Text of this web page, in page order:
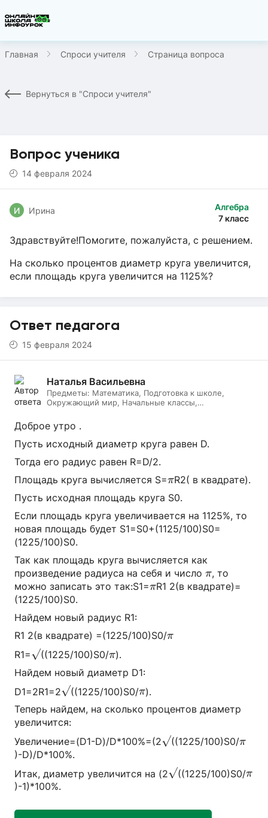
Главная Спроси учителя Страница вопроса
Вернуться в "Спроси учителя"
Вопрос ученика
14 февраля 2024
Алгебра
7 класс
И Ирина
Здравствуйте!Помогите, пожалуйста, с решением.
На сколько процентов диаметр круга увеличится,
если площадь круга увеличится на 1125%?
Ответ педагога
15 февраля 2024
Наталья Васильевна
Предметы: Математика, Подготовка к школе,
Окружающий мир, Начальные классы,
Доброе утро .
Пусть исходный диаметр круга равен D.
Тогда его радиус равен R=D/2.
Площадь круга вычисляется S=π
πR2( в квадрате).
Пусть исходная площадь круга S0.
Если площадь круга увеличивается на 1125%, то
новая площадь будет S1=S0+(1125/100)S0=
(1225/100)S0.
Так как площадь круга вычисляется как
произведение радиуса на себя и число π
π, то
можно записать это так:S1=π
πR1 2(в квадрате)=
(1225/100)S0.
Найдем новый радиус R1:
R1 2(в квадрате) =(1225/100)S0/π
π
R1=√((1225/100)S0/π
π).
Найдем новый диаметр D1:
D1=2R1=2√((1225/100)S0/π
π).
Теперь найдем, на сколько процентов диаметр
увеличится:
Увеличение=(D1-D)/D*100%=(2√((1225/100)S0/π
π
)-D)/D*100%.
Итак, диаметр увеличится на (2√((1225/100)S0/π
π
)-1)*100%.